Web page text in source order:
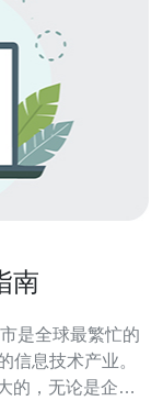
南
信息技术产业。
的，无论是企业